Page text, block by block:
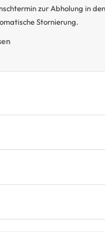
zur Abholung in
Stornierung.